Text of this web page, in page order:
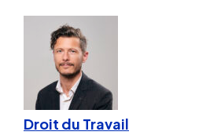
Droit du Travail